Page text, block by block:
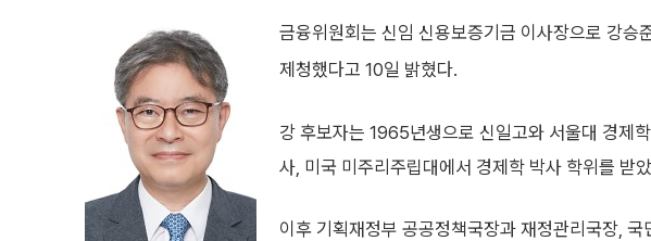
금융위원회는 신임 신용보증기금 이사장으로 강승
제청했다고 10일 밝혔다.
강 후보자는 1965년생으로 신일고와 서울대 경제
사, 미국 미주리주립대에서 경제학 박사 학위를 받
이후 기획재정부 공공정책국장과 재정관리국장, 국